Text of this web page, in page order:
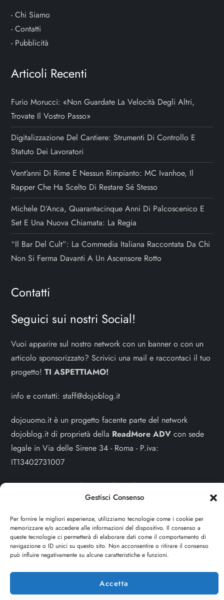
Gestisci Consenso
Per fornire le migliori esperienze, utilizziamo tecnologie come i cookie per
memorizzare e/o accedere alle informazioni del dispositivo. Il consenso a
queste tecnologie ci permetterà di elaborare dati come il comportamento di
navigazione o ID unici su questo sito. Non acconsentire o ritirare il consenso
può influire negativamente su alcune caratteristiche e funzioni.
Accetta
-Chi Siamo
-Contatti
- Pubblicità
Articoli Recenti
Furio Morucci: «Non Guardate La Velocità Degli Altri,
Trovate Il Vostro Passo»
Digitalizzazione Del Cantiere: Strumenti Di Controllo E
Statuto Dei Lavoratori
Vent’anni Di Rime E Nessun Rimpianto: MC Ivanhoe, Il
Rapper Che Ha Scelto Di Restare Sé Stesso
Michele D’Anca, Quarantacinque Anni Di Palcoscenico E
Set E Una Nuova Chiamata: La Regia
“Il Bar Del Cult”: La Commedia Italiana Raccontata Da Chi
Non Si Ferma Davanti A Un Ascensore Rotto
Contatti
Seguici sui nostri Social!
Vuoi apparire sul nostro network con un banner o con un
articolo sponsorizzato? Scrivici una mail e raccontaci il tuo
progetto!TI ASPETTIAMO!
info e contatti:staff@dojoblog.it
dojouomo.it è un progetto facente parte del network
dojoblog.it di proprietà della ReadMore ADV con sede
legale in Via delle Sirene 34 - Roma - P.iva:
IT13402731007
Sitemap-Privacy Policy-Cookie Policy
Cerca